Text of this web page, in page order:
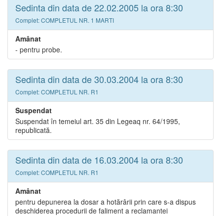
Sedinta din data de 22.02.2005 la ora 8:30
Complet: COMPLETUL NR. 1 MARTI
Amânat
- pentru probe.
Sedinta din data de 30.03.2004 la ora 8:30
Complet: COMPLETUL NR. R1
Suspendat
Suspendat în temeiul art. 35 din Legeaq nr. 64/1995,
republicată.
Sedinta din data de 16.03.2004 la ora 8:30
Complet: COMPLETUL NR. R1
Amânat
pentru depunerea la dosar a hotărârii prin care s-a dispus
deschiderea procedurii de faliment a reclamantei